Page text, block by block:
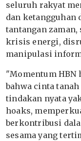
seluruh rakyat
dan ketangguhan
tantangan
krisis energi,
manipulasi
"Momentum HBN
bahwa cinta
tindakan nyata
hoaks,
berkontribusi
sesama yang